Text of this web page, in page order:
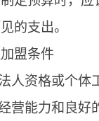
的支出。
盟条件
资格或个体工
能力和良好的